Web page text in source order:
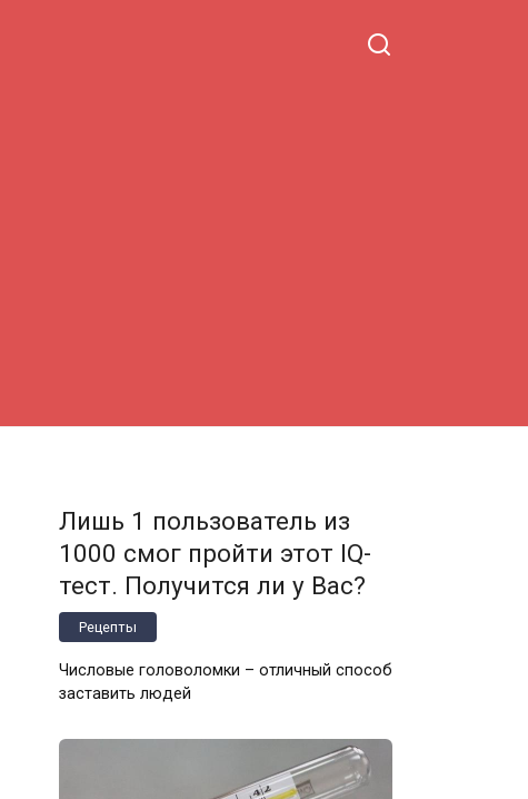
Лишь 1 пользователь из
1000 смог пройти этот IQ-
тест. Получится ли у Вас?
Рецепты
Числовые головоломки – отличный способ
заставить людей